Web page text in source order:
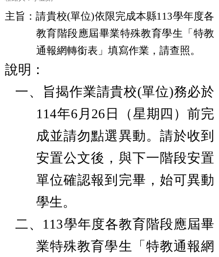
主旨：請貴校(單位)依限完成本縣113學年度各
教育階段應屆畢業特殊教育學生「特教
通報網轉銜表」填寫作業，請查照。
說明：
一、
旨揭作業請貴校(單位)務必於
114年6月26日（星期四）前完
成並請勿點選異動。請於收到
安置公文後，與下一階段安置
單位確認報到完畢，始可異動
學生。
二、 113學年度各教育階段應屆畢
業特殊教育學生「特教通報網